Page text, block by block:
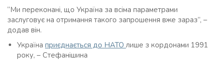
“Ми переконані, що Україна за всіма параметрами
заслуговує на отримання такого запрошення вже зараз”, –
додав він.
Україна приєднається до НАТО лише з кордонами 1991
року, – Стефанішина